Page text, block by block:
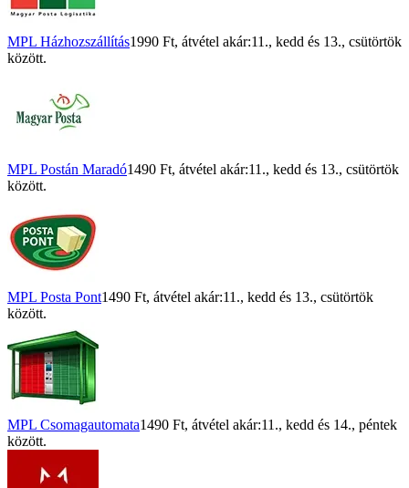
MPL Házhozszállítás1990 Ft, átvétel akár:11., kedd és 13., csütörtök
között.
MPL Postán Maradó1490 Ft, átvétel akár:11., kedd és 13., csütörtök
között.
MPL Posta Pont1490 Ft, átvétel akár:11., kedd és 13., csütörtök
között.
MPL Csomagautomata1490 Ft, átvétel akár:11., kedd és 14., péntek
között.